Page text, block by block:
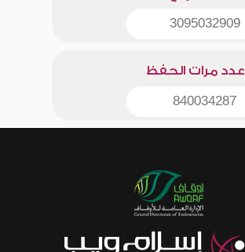
3095032909
عدد مرات الحفظ
840034287